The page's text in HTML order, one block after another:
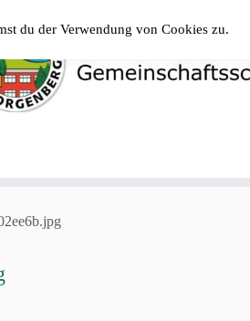
du der Verwendung von Cookies zu.